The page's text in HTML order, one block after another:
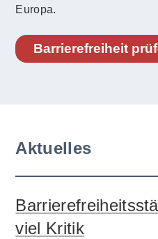
Europa.
Barrierefreiheit
Aktuelles
viel Kritik